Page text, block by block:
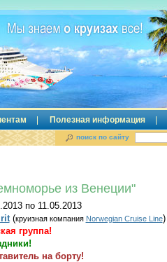
Полезная информация
поиск по сайту
из Венеции"
по 11.05.2013
(круизная компания Norwegian Cruise Line)
группа!
на борту!